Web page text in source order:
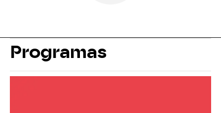
Programas